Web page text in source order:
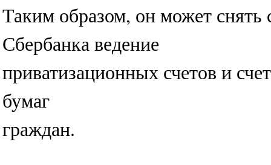
Таким образом, он может снять
Сбербанка ведение
приватизационных счетов и
бумаг
граждан.